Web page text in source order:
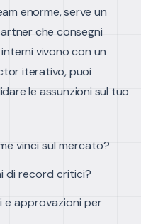
enorme, serve un
che consegni
vivono con un
iterativo, puoi
le assunzioni sul tuo
vinci sul mercato?
di record critici?
e approvazioni per